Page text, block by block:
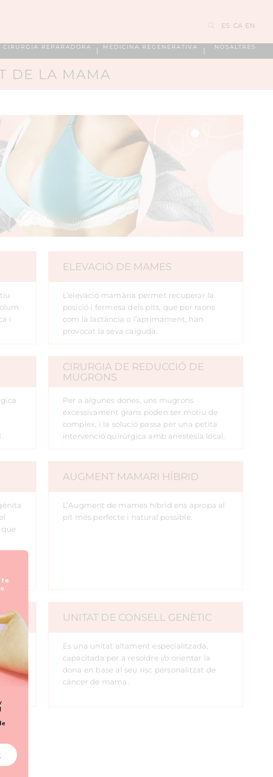
ES CA EN
CIRURGIA REPARADORA MEDICINA REGENERATIVA NOSALTRES
DE LA MAMA
i
ELEVACIÓ DE MAMES
L’elevació mamària permet recuperar la
posició i fermesa dels pits, que per raons
com la lactància o l’aprimament, han
provocat la seva caiguda.
CIRURGIA DE REDUCCIÓ DE
MUGRONS
Per a algunes dones, uns mugrons
excessivament grans poden ser motiu de
complex, i la solució passa per una petita
intervenció quirúrgica amb anestèsia local.
AUGMENT MAMARI HÍBRID
L’Augment de mames híbrid ens apropa al
pit més perfecte i natural possible.
UNITAT DE CONSELL GENÈTIC
És una unitat altament especialitzada,
capacitada per a resoldre i/o orientar la
dona en base al seu risc personalitzat de
càncer de mama.